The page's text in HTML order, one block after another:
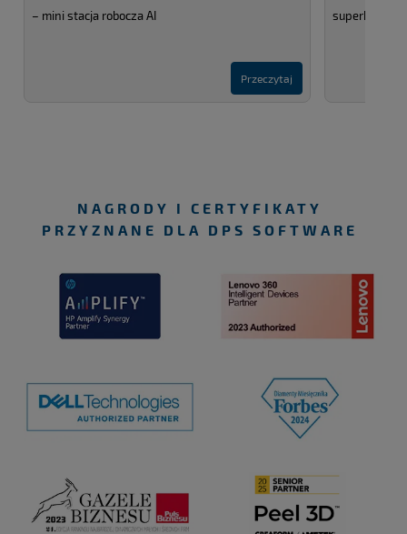
– mini stacja robocza AI
Przeczytaj
NAGRODY I CERTYFIKATY
PRZYZNANE DLA DPS SOFTWARE